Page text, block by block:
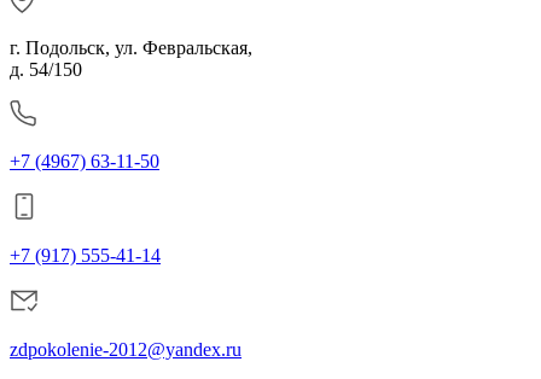
г. Подольск, ул. Февральская,
д. 54/150
+7 (4967) 63-11-50
+7 (917) 555-41-14
zdpokolenie-2012@yandex.ru